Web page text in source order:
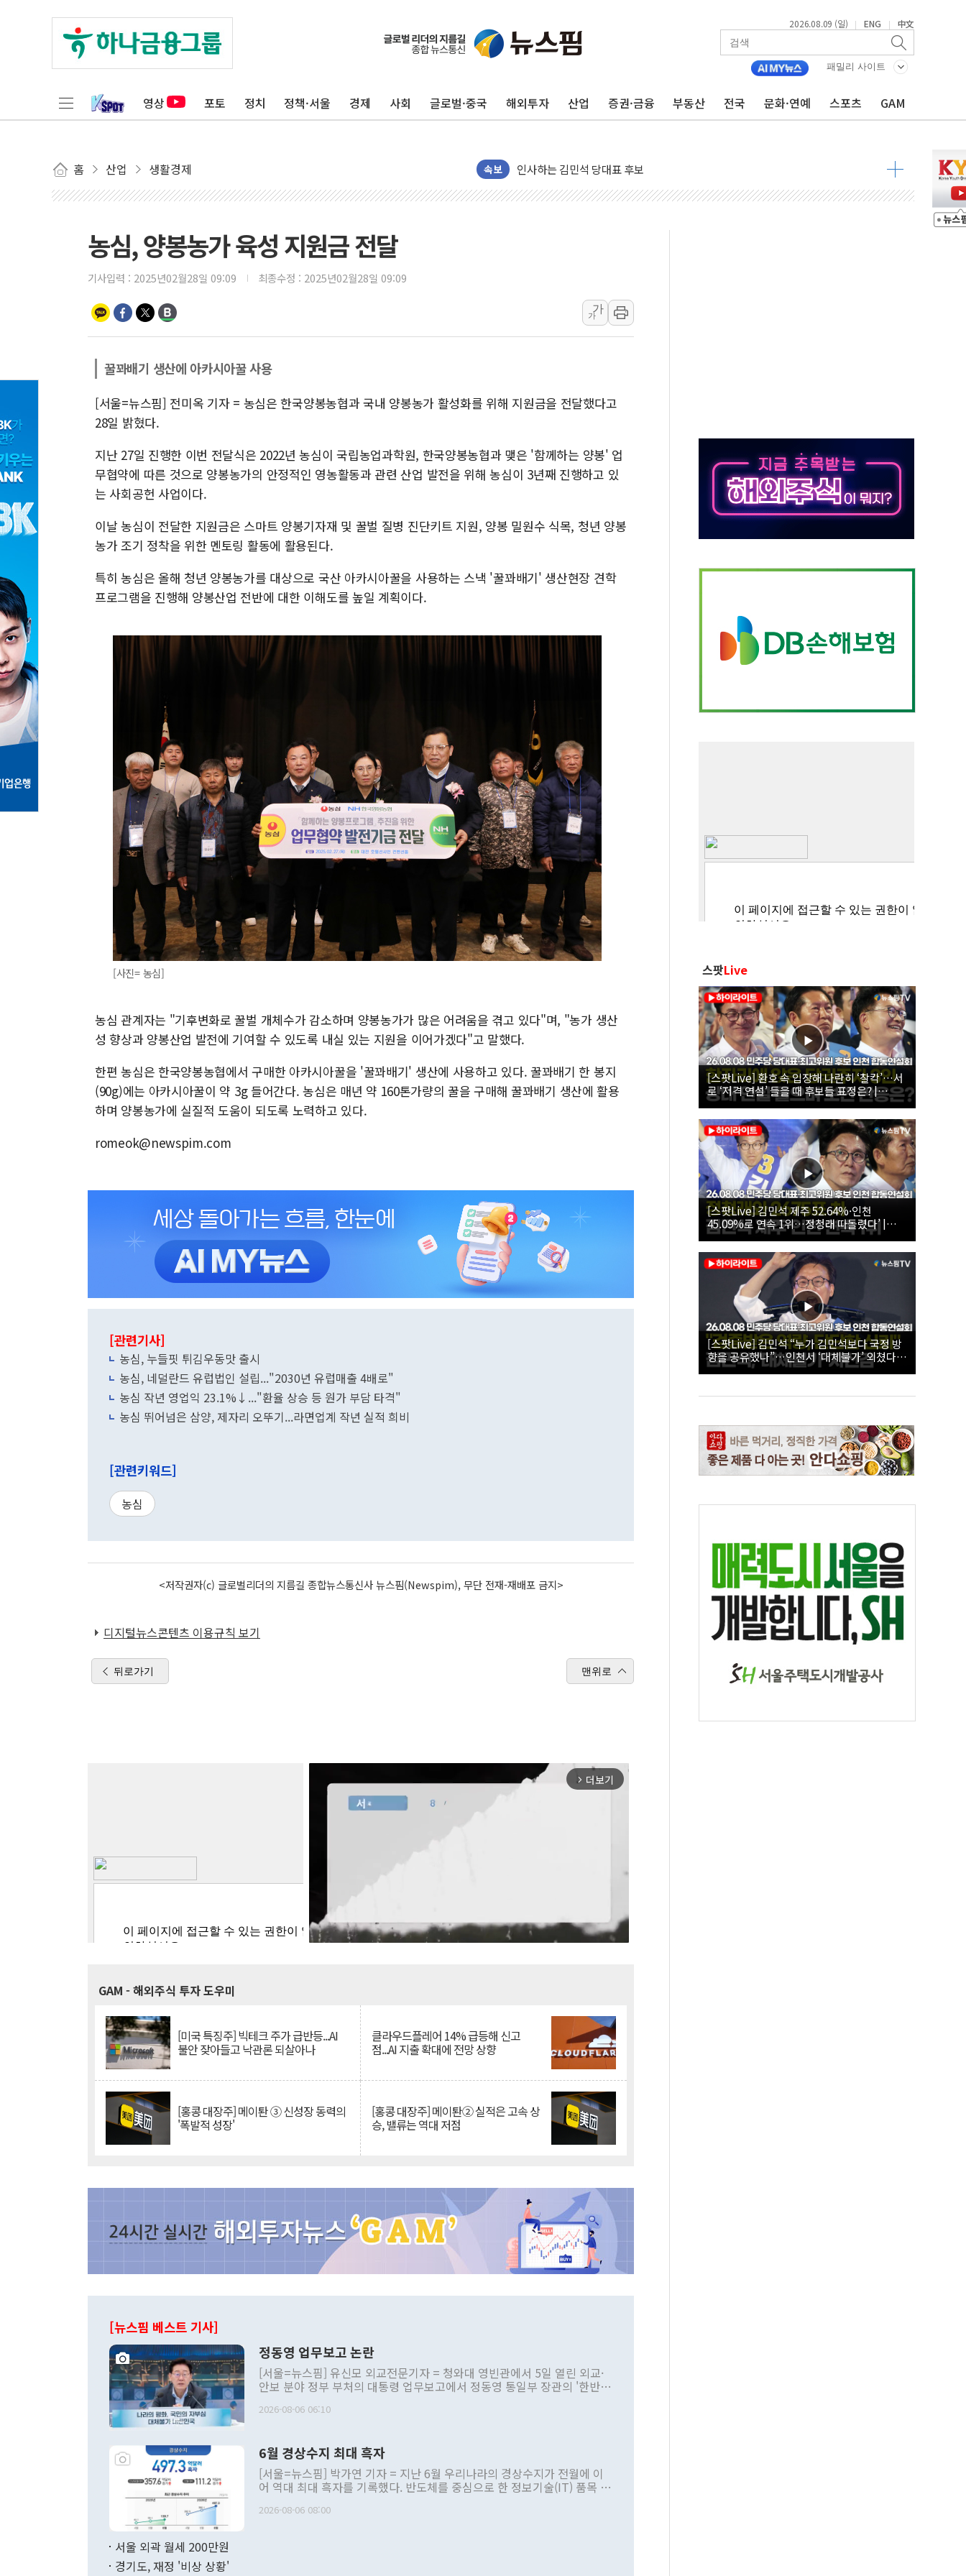
2026.08.09 (일) | ENG | 中文
패밀리 사이트
영상 포토 정치 정책·서울 경제 사회 글로벌·중국 해외투자 산업 증권·금융 부동산 전국 문화·연예 스포츠 GAM
홈 산업 생활경제 속보
포항시 재난예산 40억 긴급 투입…고수온 양식장 복구·지원 '총력'
[종합] 김민석, 정청래에 '0.86%p' 차 재역전 성공...金 45.42% vs 鄭 44.56%
인천 합동연설회 나선 송영길·정청래·김민석 당대표 후보
인사하는 김민석 당대표 후보
[속보] 민주, 제주·인천 경선 결과 발표...김민석 47.75% 정청래 42.08%
[속보] 민주, 제주 경선 결과 발표...김민석 52.64% 정청래 39.89% 송영길 7.47%
강릉·동해·삼척 시간당 최대 50㎜ 폭우…강원 동해안 강한 비 이어져
폐기물 수거하다 참변…60대 환경미화원 수거차에 치여 사망
서울 중랑구 주택가서 흉기 난동…60대 남성 2명 숨져
추미애, '위안부' 피해자 기림의 날 참석..."국제적 시민 연대로 목소리 내야"
인천서 말다툼 중 어머니 흉기 살해 10대 아들 체포
'화합' 꺼낸 김민석에 '뻔뻔' 받아친 정청래…제주 연설서 신경전 고조
농심, 양봉농가 육성 지원금 전달
기사입력 : 2025년02월28일 09:09 최종수정 : 2025년02월28일 09:09
가
가
꿀꽈배기 생산에 아카시아꿀 사용
[서울=뉴스핌] 전미옥 기자 = 농심은 한국양봉농협과 국내 양봉농가 활성화를 위해 지원금을 전달했다고
28일 밝혔다.
지난 27일 진행한 이번 전달식은 2022년 농심이 국립농업과학원, 한국양봉농협과 맺은 '함께하는 양봉' 업
무협약에 따른 것으로 양봉농가의 안정적인 영농활동과 관련 산업 발전을 위해 농심이 3년째 진행하고 있
는 사회공헌 사업이다.
이날 농심이 전달한 지원금은 스마트 양봉기자재 및 꿀벌 질병 진단키트 지원, 양봉 밀원수 식목, 청년 양봉
농가 조기 정착을 위한 멘토링 활동에 활용된다.
특히 농심은 올해 청년 양봉농가를 대상으로 국산 아카시아꿀을 사용하는 스낵 '꿀꽈배기' 생산현장 견학
프로그램을 진행해 양봉산업 전반에 대한 이해도를 높일 계획이다.
[사진= 농심]
농심 관계자는 "기후변화로 꿀벌 개체수가 감소하며 양봉농가가 많은 어려움을 겪고 있다"며, "농가 생산
성 향상과 양봉산업 발전에 기여할 수 있도록 내실 있는 지원을 이어가겠다"고 말했다.
한편 농심은 한국양봉농협에서 구매한 아카시아꿀을 '꿀꽈배기' 생산에 사용하고 있다. 꿀꽈배기 한 봉지
(90g)에는 아카시아꿀이 약 3g 들어간다. 농심은 매년 약 160톤가량의 꿀을 구매해 꿀꽈배기 생산에 활용
하며 양봉농가에 실질적 도움이 되도록 노력하고 있다.
romeok@newspim.com
[관련기사]
농심, 누들핏 튀김우동맛 출시
농심, 네덜란드 유럽법인 설립..."2030년 유럽매출 4배로"
농심 작년 영업익 23.1%↓..."환율 상승 등 원가 부담 타격"
농심 뛰어넘은 삼양, 제자리 오뚜기...라면업계 작년 실적 희비
[관련키워드]
농심
<저작권자(c) 글로벌리더의 지름길 종합뉴스통신사 뉴스핌(Newspim), 무단 전재-재배포 금지>
디지털뉴스콘텐츠 이용규칙 보기
뒤로가기 맨위로
arrow_forward_ios 더보기
GAM - 해외주식 투자 도우미
[미국 특징주] 빅테크 주가 급반등...AI
불안 잦아들고 낙관론 되살아나
클라우드플레어 14% 급등해 신고
점...AI 지출 확대에 전망 상향
[홍콩 대장주] 메이퇀 ③ 신성장 동력의
'폭발적 성장'
[홍콩 대장주] 메이퇀② 실적은 고속 상
승, 밸류는 역대 저점
[뉴스핌 베스트 기사]
정동영 업무보고 논란
[서울=뉴스핌] 유신모 외교전문기자 = 청와대 영빈관에서 5일 열린 외교·
안보 분야 정부 부처의 대통령 업무보고에서 정동영 통일부 장관의 '한반도
발언 중에는 정부 내 조율을 거치지 않은 사안을 정책으로 추진하겠다고 공
주의적 희망에 근거한 비현실적 구상'이라는 비판을 내놨다. 그동안 정 장
관의 대북 정책 관련 발언이 물의를 빚은 적은 여러 번 있지만 대통령과 유
관 부처 장관이 공개적으로 부정적 입장을 표명한 것은 이례적이다. 정 장
관의 무리한 대북 접근법과 월권을 제어해야 한다는 목소리도 높아지고 있
다. [정동영 통일부 장관이 지난달 23일 오후 서울 종로구 정부서울청사에
2026-08-06 06:10
6월 경상수지 최대 흑자
[서울=뉴스핌] 박가연 기자 = 지난 6월 우리나라의 경상수지가 전월에 이
어 역대 최대 흑자를 기록했다. 반도체를 중심으로 한 정보기술(IT) 품목 수
료=한국은행] 한국은행이 6일 발표한 '2026년 6월 국제수지(잠정)'에 따르
2026-08-06 08:00
서울 외곽 월세 200만원
경기도, 재정 '비상 상황'
스팟Live
[스팟Live] 환호 속 입장해 나란히 ‘찰칵’…서
로 ‘저격 연설’ 들을 때 후보들 표정은? |
26.08.08 더불어민주당 당대표·최고위원 후
보 인천 합동연설회
[스팟Live] 김민석 제주 52.64%·인천
45.09%로 연속 1위…정청래 따돌렸다’ |
26.08.08 더불어민주당 당대표·최고위원 후
보 인천 합동연설회
[스팟Live] 김민석 “누가 김민석보다 국정 방
향을 공유했나”…인천서 ‘대체불가’ 외쳤다 |
26.08.08 더불어민주당 당대표·최고위원 후